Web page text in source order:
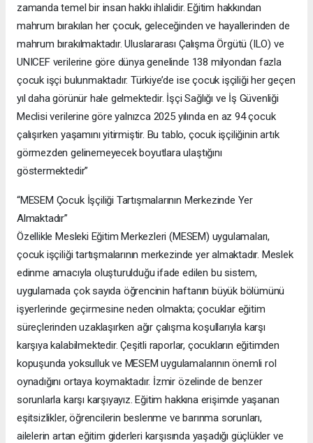
zamanda temel bir insan hakkı ihlalidir. Eğitim hakkından
mahrum bırakılan her çocuk, geleceğinden ve hayallerinden de
mahrum bırakılmaktadır. Uluslararası Çalışma Örgütü (ILO) ve
UNICEF verilerine göre dünya genelinde 138 milyondan fazla
çocuk işçi bulunmaktadır. Türkiye’de ise çocuk işçiliği her geçen
yıl daha görünür hale gelmektedir. İşçi Sağlığı ve İş Güvenliği
Meclisi verilerine göre yalnızca 2025 yılında en az 94 çocuk
çalışırken yaşamını yitirmiştir. Bu tablo, çocuk işçiliğinin artık
görmezden gelinemeyecek boyutlara ulaştığını
göstermektedir”
“MESEM Çocuk İşçiliği Tartışmalarının Merkezinde Yer
Almaktadır”
Özellikle Mesleki Eğitim Merkezleri (MESEM) uygulamaları,
çocuk işçiliği tartışmalarının merkezinde yer almaktadır. Meslek
edinme amacıyla oluşturulduğu ifade edilen bu sistem,
uygulamada çok sayıda öğrencinin haftanın büyük bölümünü
işyerlerinde geçirmesine neden olmakta; çocuklar eğitim
süreçlerinden uzaklaşırken ağır çalışma koşullarıyla karşı
karşıya kalabilmektedir. Çeşitli raporlar, çocukların eğitimden
kopuşunda yoksulluk ve MESEM uygulamalarının önemli rol
oynadığını ortaya koymaktadır. İzmir özelinde de benzer
sorunlarla karşı karşıyayız. Eğitim hakkına erişimde yaşanan
eşitsizlikler, öğrencilerin beslenme ve barınma sorunları,
ailelerin artan eğitim giderleri karşısında yaşadığı güçlükler ve